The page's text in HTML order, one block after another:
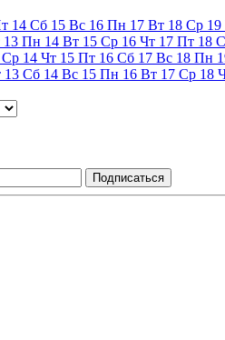
14 Сб 15 Вс 16 Пн 17 Вт 18 Ср 19
13 Пн 14 Вт 15 Ср 16 Чт 17 Пт 18
Ср 14 Чт 15 Пт 16 Сб 17 Вс 18 Пн
13 Сб 14 Вс 15 Пн 16 Вт 17 Ср 18